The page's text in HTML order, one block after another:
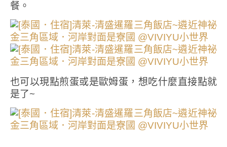
餐。
也可以現點煎蛋或是歐姆蛋，想吃什麼直接點就
是了~